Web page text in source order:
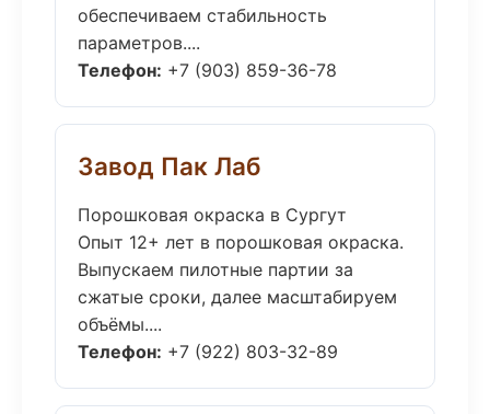
обеспечиваем стабильность
параметров....
Телефон: +7 (903) 859-36-78
Завод Пак Лаб
Порошковая окраска в Сургут
Опыт 12+ лет в порошковая окраска.
Выпускаем пилотные партии за
сжатые сроки, далее масштабируем
объёмы....
Телефон: +7 (922) 803-32-89